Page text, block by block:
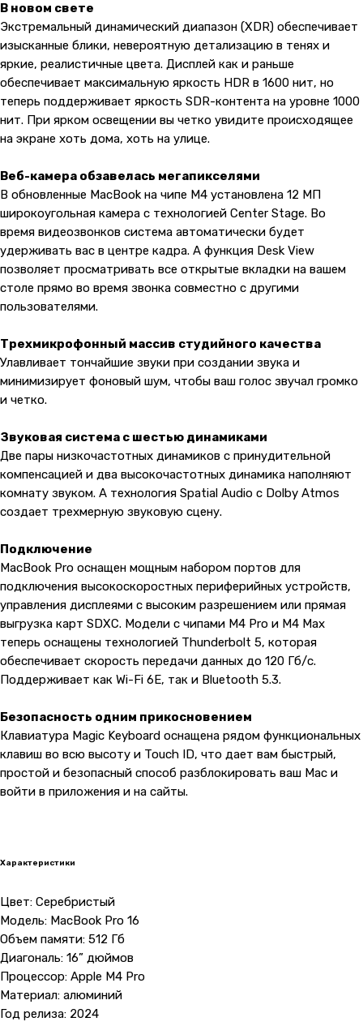
В новом свете
Экстремальный динамический диапазон (XDR) обеспечивает
изысканные блики, невероятную детализацию в тенях и
яркие, реалистичные цвета. Дисплей как и раньше
обеспечивает максимальную яркость HDR в 1600 нит, но
теперь поддерживает яркость SDR-контента на уровне 1000
нит. При ярком освещении вы четко увидите происходящее
на экране хоть дома, хоть на улице.
Веб-камера обзавелась мегапикселями
В обновленные MacBook на чипе М4 установлена 12 МП
широкоугольная камера с технологией Center Stage. Во
время видеозвонков система автоматически будет
удерживать вас в центре кадра. А функция Desk View
позволяет просматривать все открытые вкладки на вашем
столе прямо во время звонка совместно с другими
пользователями.
Трехмикрофонный массив студийного качества
Улавливает тончайшие звуки при создании звука и
минимизирует фоновый шум, чтобы ваш голос звучал громко
и четко.
Звуковая система с шестью динамиками
Две пары низкочастотных динамиков с принудительной
компенсацией и два высокочастотных динамика наполняют
комнату звуком. А технология Spatial Audio с Dolby Atmos
создает трехмерную звуковую сцену.
Подключение
MacBook Pro оснащен мощным набором портов для
подключения высокоскоростных периферийных устройств,
управления дисплеями с высоким разрешением или прямая
выгрузка карт SDXC. Модели с чипами M4 Pro и M4 Max
теперь оснащены технологией Thunderbolt 5, которая
обеспечивает скорость передачи данных до 120 Гб/с.
Поддерживает как Wi-Fi 6E, так и Bluetooth 5.3.
Безопасность одним прикосновением
Клавиатура Magic Keyboard оснащена рядом функциональных
клавиш во всю высоту и Touch ID, что дает вам быстрый,
простой и безопасный способ разблокировать ваш Mac и
войти в приложения и на сайты.
Характеристики
Цвет: Серебристый
Модель: MacBook Pro 16
Объем памяти: 512 Гб
Диагональ: 16” дюймов
Процессор: Apple M4 Pro
Материал: алюминий
Год релиза: 2024